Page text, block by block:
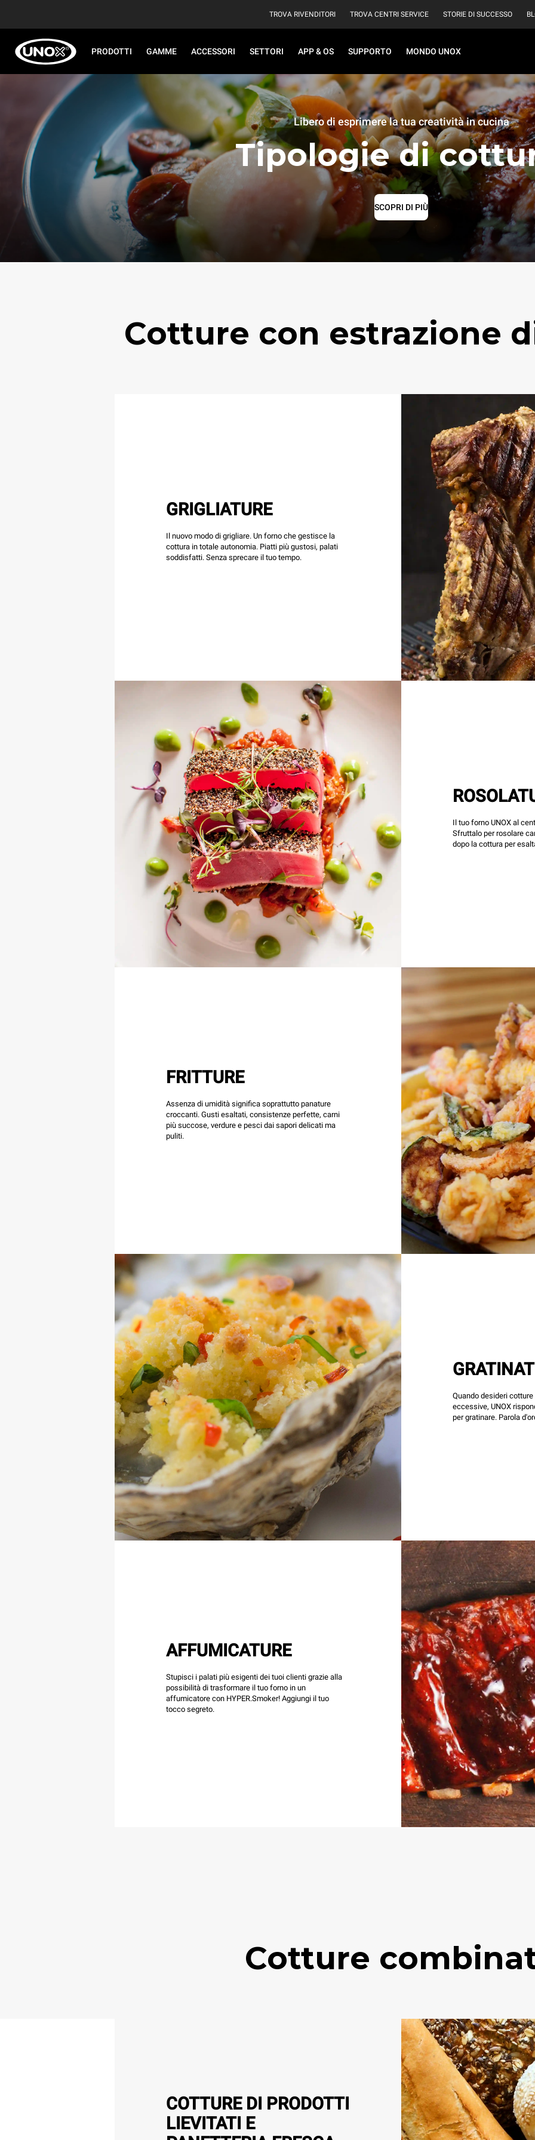
TROVA RIVENDITORI TROVA CENTRI SERVICE STORIE DI SUCCESSO
PRODOTTI GAMME ACCESSORI SETTORI APP & OS SUPPORTO MONDO UNOX
Libero di esprimere la tua creatività in cucina
Tipologie di
SCOPRI DI PIÙ
Cotture con estrazione
GRIGLIATURE
Il nuovo modo di grigliare. Un forno che gestisce la
cottura in totale autonomia. Piatti più gustosi, palati
soddisfatti. Senza sprecare il tuo tempo.
Il tuo forno UNOX al
Sfruttalo per rosolare
dopo la cottura per
FRITTURE
Assenza di umidità significa soprattutto panature
croccanti. Gusti esaltati, consistenze perfette, carni
più succose, verdure e pesci dai sapori delicati ma
puliti.
Quando desideri
eccessive, UNOX
per gratinare. Parola
AFFUMICATURE
Stupisci i palati più esigenti dei tuoi clienti grazie alla
possibilità di trasformare il tuo forno in un
affumicatore con HYPER.Smoker! Aggiungi il tuo
tocco segreto.
Cotture
COTTURE DI PRODOTTI
LIEVITATI E